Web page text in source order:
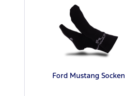
Ford Mustang Socken